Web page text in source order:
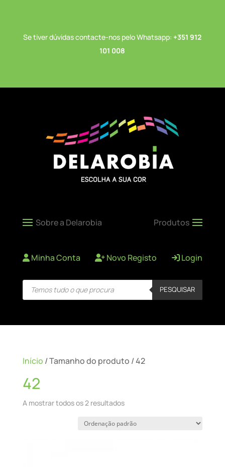
Se tiver dúvidas contacte-nos pelo Whatsapp: +351 912
101 008
Minha Conta Novo Registo Login
Products
search PESQUISAR
Início / Tamanho do produto / 42
42
A mostrar todos os 2 resultados